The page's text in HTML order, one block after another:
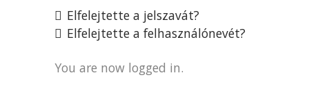
Elfelejtette a jelszavát?
Elfelejtette a felhasználónevét?
You are now logged in.